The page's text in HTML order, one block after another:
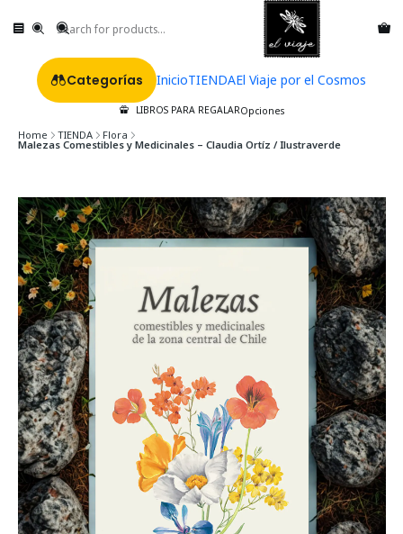
Categorías InicioTIENDAEl Viaje por el Cosmos
LIBROS PARA REGALAROpciones
Home TIENDA Flora
Malezas Comestibles y Medicinales – Claudia Ortíz / Ilustraverde